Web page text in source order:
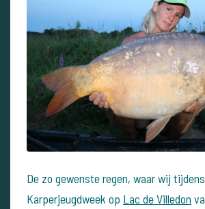
De zo gewenste regen, waar wij
Karperjeugdweek op Lac de Villedon